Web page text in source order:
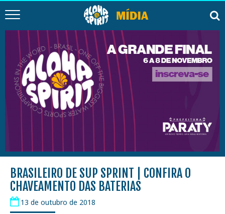
BRASILEIRO DE SUP SPRINT | CONFIRA O
CHAVEAMENTO DAS BATERIAS
13 de outubro de 2018